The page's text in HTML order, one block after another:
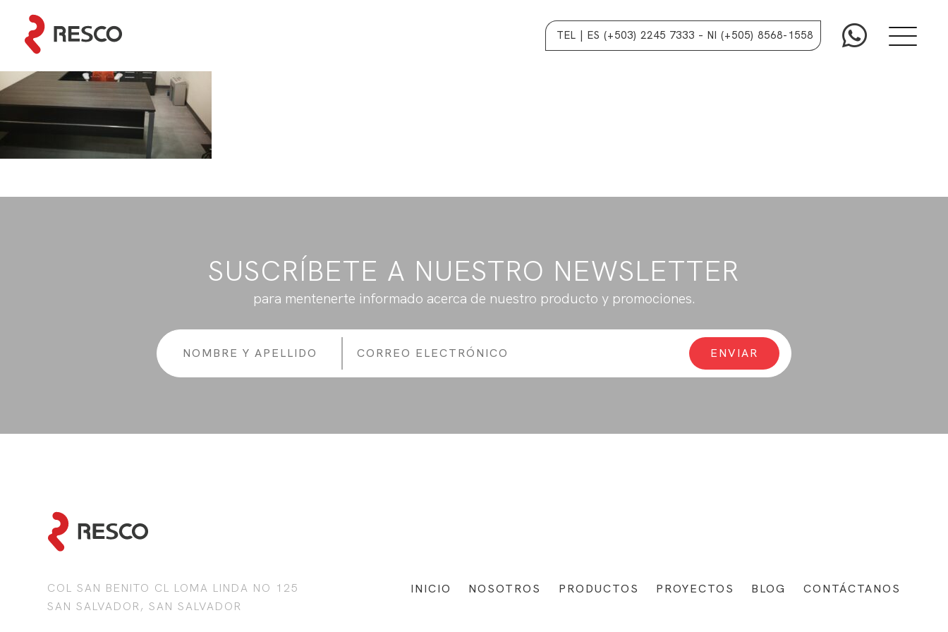
TEL | ES (+503) 2245 7333 – NI (+505) 8568-1558
SUSCRÍBETE A NUESTRO NEWSLETTER
para mentenerte informado acerca de nuestro producto y promociones.
COL SAN BENITO CL LOMA LINDA NO 125
SAN SALVADOR, SAN SALVADOR
INICIO NOSOTROS PRODUCTOS PROYECTOS BLOG CONTÁCTANOS